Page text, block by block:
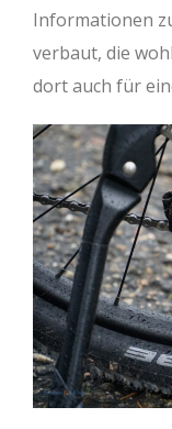
Informationen
verbaut, die
dort auch für